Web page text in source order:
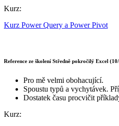
Kurz:
Kurz Power Query a Power Pivot
Reference ze školení Středně pokročilý Excel
Pro mě velmi obohacující.
Spoustu typů a vychytávek.
Dostatek času procvičit
Kurz: